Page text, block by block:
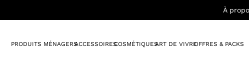
À
PRODUITS MÉNAGERSACCESSOIRESCOSMÉTIQUESART DE VIVREOFFRES & PACKS